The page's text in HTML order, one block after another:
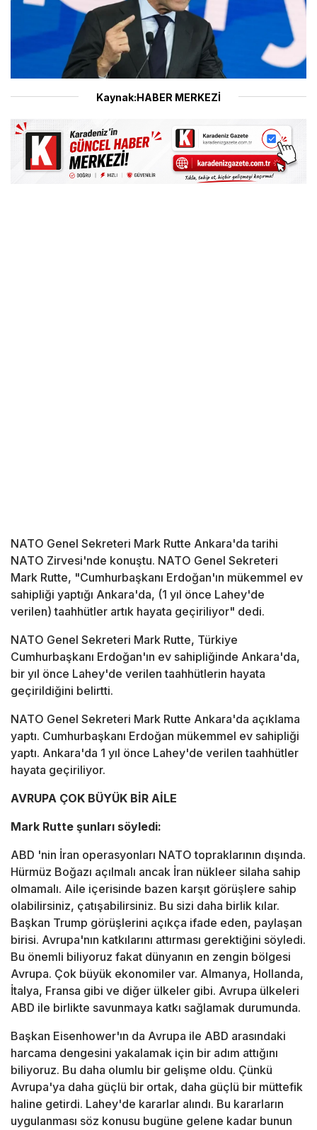
Kaynak:HABER MERKEZİ
NATO Genel Sekreteri Mark Rutte Ankara'da tarihi
NATO Zirvesi'nde konuştu. NATO Genel Sekreteri
Mark Rutte, "Cumhurbaşkanı Erdoğan'ın mükemmel ev
sahipliği yaptığı Ankara'da, (1 yıl önce Lahey'de
verilen) taahhütler artık hayata geçiriliyor" dedi.
NATO Genel Sekreteri Mark Rutte, Türkiye
Cumhurbaşkanı Erdoğan'ın ev sahipliğinde Ankara'da,
bir yıl önce Lahey'de verilen taahhütlerin hayata
geçirildiğini belirtti.
NATO Genel Sekreteri Mark Rutte Ankara'da açıklama
yaptı. Cumhurbaşkanı Erdoğan mükemmel ev sahipliği
yaptı. Ankara'da 1 yıl önce Lahey'de verilen taahhütler
hayata geçiriliyor.
AVRUPA ÇOK BÜYÜK BİR AİLE
Mark Rutte şunları söyledi:
ABD 'nin İran operasyonları NATO topraklarının dışında.
Hürmüz Boğazı açılmalı ancak İran nükleer silaha sahip
olmamalı. Aile içerisinde bazen karşıt görüşlere sahip
olabilirsiniz, çatışabilirsiniz. Bu sizi daha birlik kılar.
Başkan Trump görüşlerini açıkça ifade eden, paylaşan
birisi. Avrupa'nın katkılarını attırması gerektiğini söyledi.
Bu önemli biliyoruz fakat dünyanın en zengin bölgesi
Avrupa. Çok büyük ekonomiler var. Almanya, Hollanda,
İtalya, Fransa gibi ve diğer ülkeler gibi. Avrupa ülkeleri
ABD ile birlikte savunmaya katkı sağlamak durumunda.
Başkan Eisenhower'ın da Avrupa ile ABD arasındaki
harcama dengesini yakalamak için bir adım attığını
biliyoruz. Bu daha olumlu bir gelişme oldu. Çünkü
Avrupa'ya daha güçlü bir ortak, daha güçlü bir müttefik
haline getirdi. Lahey'de kararlar alındı. Bu kararların
uygulanması söz konusu bugüne gelene kadar bunun